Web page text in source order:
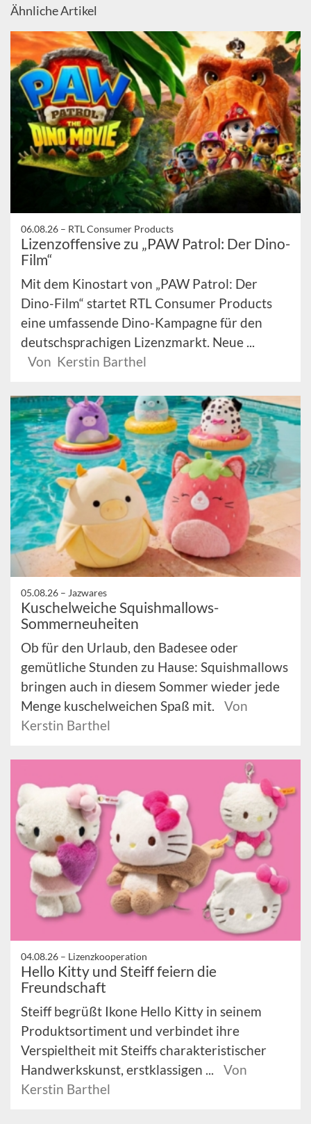
Ähnliche Artikel
06.08.26 – RTL Consumer Products
Lizenzoffensive zu „PAW Patrol: Der Dino-
Film“
Mit dem Kinostart von „PAW Patrol: Der
Dino-Film“ startet RTL Consumer Products
eine umfassende Dino-Kampagne für den
deutschsprachigen Lizenzmarkt. Neue ...
Von Kerstin Barthel
05.08.26 – Jazwares
Kuschelweiche Squishmallows-
Sommerneuheiten
Ob für den Urlaub, den Badesee oder
gemütliche Stunden zu Hause: Squishmallows
bringen auch in diesem Sommer wieder jede
Menge kuschelweichen Spaß mit.
Von
Kerstin Barthel
04.08.26 – Lizenzkooperation
Hello Kitty und Steiff feiern die
Freundschaft
Steiff begrüßt Ikone Hello Kitty in seinem
Produktsortiment und verbindet ihre
Verspieltheit mit Steiffs charakteristischer
Handwerkskunst, erstklassigen ...
Von
Kerstin Barthel